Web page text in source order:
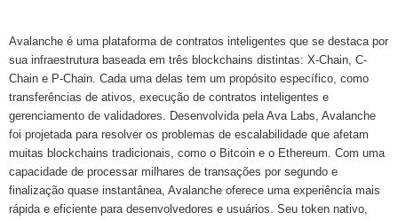
Avalanche é uma plataforma de contratos inteligentes que se destaca por
sua infraestrutura baseada em três blockchains distintas: X-Chain, C-
Chain e P-Chain. Cada uma delas tem um propósito específico, como
transferências de ativos, execução de contratos inteligentes e
gerenciamento de validadores. Desenvolvida pela Ava Labs, Avalanche
foi projetada para resolver os problemas de escalabilidade que afetam
muitas blockchains tradicionais, como o Bitcoin e o Ethereum. Com uma
capacidade de processar milhares de transações por segundo e
finalização quase instantânea, Avalanche oferece uma experiência mais
rápida e eficiente para desenvolvedores e usuários. Seu token nativo,